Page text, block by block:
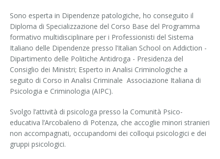
Sono esperta in Dipendenze patologiche, ho conseguito il
Diploma di Specializzazione del Corso Base del Programma
formativo multidisciplinare per i Professionisti del Sistema
Italiano delle Dipendenze presso l’Italian School on Addiction -
Dipartimento delle Politiche Antidroga - Presidenza del
Consiglio dei Ministri; Esperto in Analisi Criminologiche a
seguito di Corso in Analisi Criminale ­ Associazione Italiana di
Psicologia e Criminologia (AIPC).
Svolgo l’attività di psicologa presso la Comunità Psico-
educativa l’Arcobaleno di Potenza, che accoglie minori stranieri
non accompagnati, occupandomi dei colloqui psicologici e dei
gruppi psicologici.